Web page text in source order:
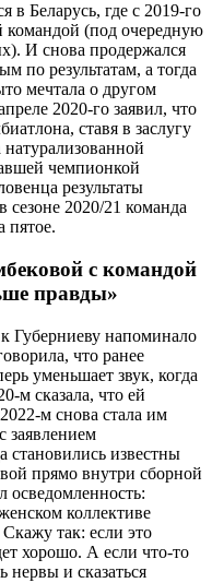
в Беларусь, где с 2019-го
командой (под очередную
И снова продержался
по результатам, а тогда
мечтала о другом
2020-го заявил, что
ставя в заслугу
чемпионкой
результаты
2020/21 команда
пятое.
с командой
правды»
Губерниеву напоминало
что ранее
уменьшает звук, когда
м сказала, что ей
м снова стала им
заявлением
становились известны
прямо внутри сборной
осведомленность:
коллективе
так: если это
хорошо. А если что-то
нервы и сказаться